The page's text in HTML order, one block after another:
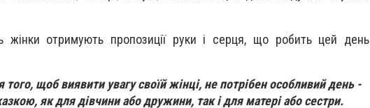
жінки отримують пропозиції руки і серця, що робить цей день
щоб виявити увагу своїй жінці, не потрібен особливий день -
як для дівчини або дружини, так і для матері або сестри.